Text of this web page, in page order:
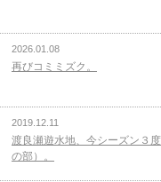
2026.01.08
再びコミミズク。
2019.12.11
渡良瀬遊水地、今シーズン３
の部）。